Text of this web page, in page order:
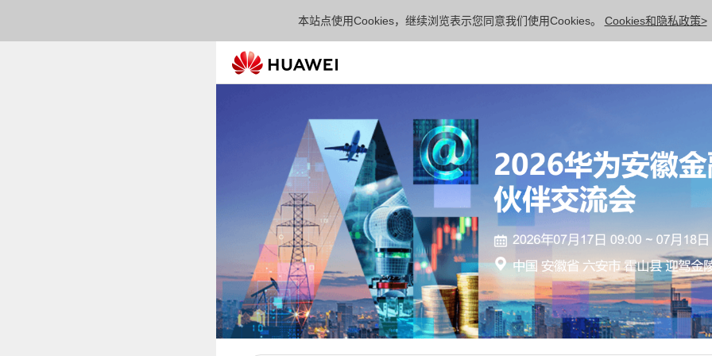
本站点使用Cookies，继续浏览表示您同意我们使用Cookies。 Cookies和隐私政策>